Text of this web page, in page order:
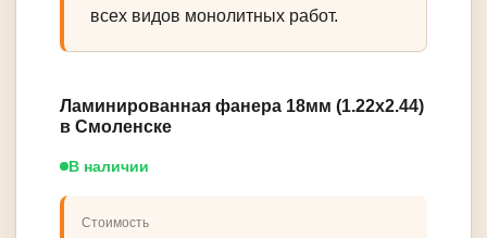
всех видов монолитных работ.
Ламинированная фанера 18мм (1.22x2.44)
в Смоленске
В наличии
Стоимость